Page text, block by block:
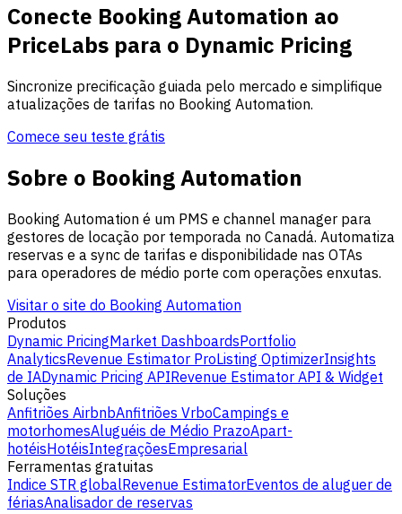
Conecte Booking Automation ao
PriceLabs para o Dynamic Pricing
Sincronize precificação guiada pelo mercado e simplifique
atualizações de tarifas no Booking Automation.
Comece seu teste grátis
Sobre o Booking Automation
Booking Automation é um PMS e channel manager para
gestores de locação por temporada no Canadá. Automatiza
reservas e a sync de tarifas e disponibilidade nas OTAs
para operadores de médio porte com operações enxutas.
Visitar o site do Booking Automation
Produtos
Dynamic PricingMarket DashboardsPortfolio
AnalyticsRevenue Estimator ProListing OptimizerInsights
de IADynamic Pricing APIRevenue Estimator API & Widget
Soluções
Anfitriões AirbnbAnfitriões VrboCampings e
motorhomesAluguéis de Médio PrazoApart-
hotéisHotéisIntegraçõesEmpresarial
Ferramentas gratuitas
Indice STR globalRevenue EstimatorEventos de aluguer de
fériasAnalisador de reservas